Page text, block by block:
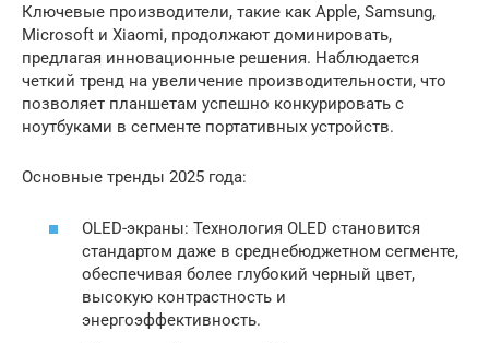
Ключевые производители, такие как Apple, Samsung,
Microsoft и Xiaomi, продолжают доминировать,
предлагая инновационные решения. Наблюдается
четкий тренд на увеличение производительности, что
позволяет планшетам успешно конкурировать с
ноутбуками в сегменте портативных устройств.
Основные тренды 2025 года:
OLED-экраны: Технология OLED становится
стандартом даже в среднебюджетном сегменте,
обеспечивая более глубокий черный цвет,
высокую контрастность и
энергоэффективность.